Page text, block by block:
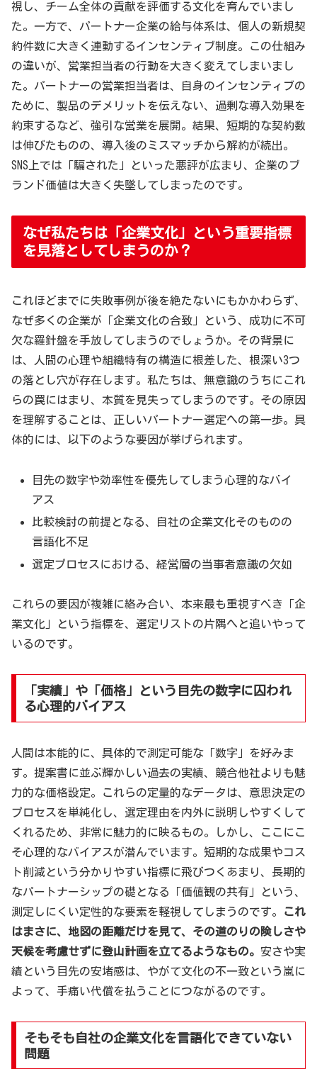
視し、チーム全体の貢献を評価する文化を育んでいまし
た。一方で、パートナー企業の給与体系は、個人の新規契
約件数に大きく連動するインセンティブ制度。この仕組み
の違いが、営業担当者の行動を大きく変えてしまいまし
た。パートナーの営業担当者は、自身のインセンティブの
ために、製品のデメリットを伝えない、過剰な導入効果を
約束するなど、強引な営業を展開。結果、短期的な契約数
は伸びたものの、導入後のミスマッチから解約が続出。
SNS上では「騙された」といった悪評が広まり、企業のブ
ランド価値は大きく失墜してしまったのです。
なぜ私たちは「企業文化」という重要指標
を見落としてしまうのか？
これほどまでに失敗事例が後を絶たないにもかかわらず、
なぜ多くの企業が「企業文化の合致」という、成功に不可
欠な羅針盤を手放してしまうのでしょうか。その背景に
は、人間の心理や組織特有の構造に根差した、根深い3つ
の落とし穴が存在します。私たちは、無意識のうちにこれ
らの罠にはまり、本質を見失ってしまうのです。その原因
を理解することは、正しいパートナー選定への第一歩。具
体的には、以下のような要因が挙げられます。
目先の数字や効率性を優先してしまう心理的なバイ
アス
比較検討の前提となる、自社の企業文化そのものの
言語化不足
選定プロセスにおける、経営層の当事者意識の欠如
これらの要因が複雑に絡み合い、本来最も重視すべき「企
業文化」という指標を、選定リストの片隅へと追いやって
いるのです。
「実績」や「価格」という目先の数字に囚われ
る心理的バイアス
人間は本能的に、具体的で測定可能な「数字」を好みま
す。提案書に並ぶ輝かしい過去の実績、競合他社よりも魅
力的な価格設定。これらの定量的なデータは、意思決定の
プロセスを単純化し、選定理由を内外に説明しやすくして
くれるため、非常に魅力的に映るもの。しかし、ここにこ
そ心理的なバイアスが潜んでいます。短期的な成果やコス
ト削減という分かりやすい指標に飛びつくあまり、長期的
なパートナーシップの礎となる「価値観の共有」という、
測定しにくい定性的な要素を軽視してしまうのです。
これ
はまさに、地図の距離だけを見て、その道のりの険しさや
天候を考慮せずに登山計画を立てるようなもの。 安さや実
績という目先の安堵感は、やがて文化の不一致という嵐に
よって、手痛い代償を払うことにつながるのです。
そもそも自社の企業文化を言語化できていない
問題